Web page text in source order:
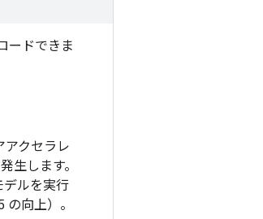
ードできま
アクセラレ
生します。
デルを実行
向上）。